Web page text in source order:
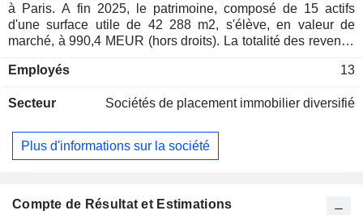
à Paris. A fin 2025, le patrimoine, composé de 15 actifs
d'une surface utile de 42 288 m2, s'élève, en valeur de
marché, à 990,4 MEUR (hors droits). La totalité des revenus
Employés
13
Secteur Sociétés de placement immobilier diversifié
Plus d'informations sur la société
Compte de Résultat et Estimations